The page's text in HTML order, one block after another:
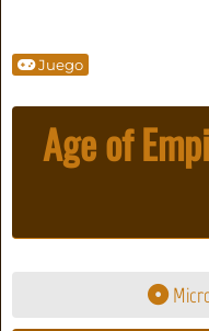
Juego
Age of